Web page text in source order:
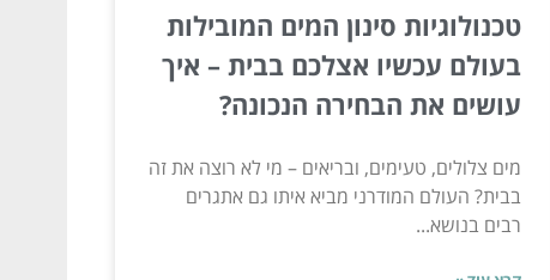
טכנולוגיות סינון המים המובילות
בעולם עכשיו אצלכם בבית – איך
עושים את הבחירה הנכונה?
מים צלולים, טעימים, ובריאים – מי לא רוצה את זה
בבית? העולם המודרני מביא איתו גם אתגרים
רבים בנושא...